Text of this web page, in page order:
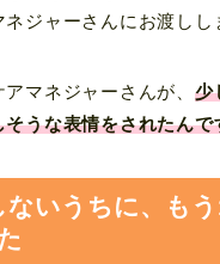
ジャーさんにお渡しし
マネジャーさんが、 少
そうな表情をされたんで
ないうちに、も